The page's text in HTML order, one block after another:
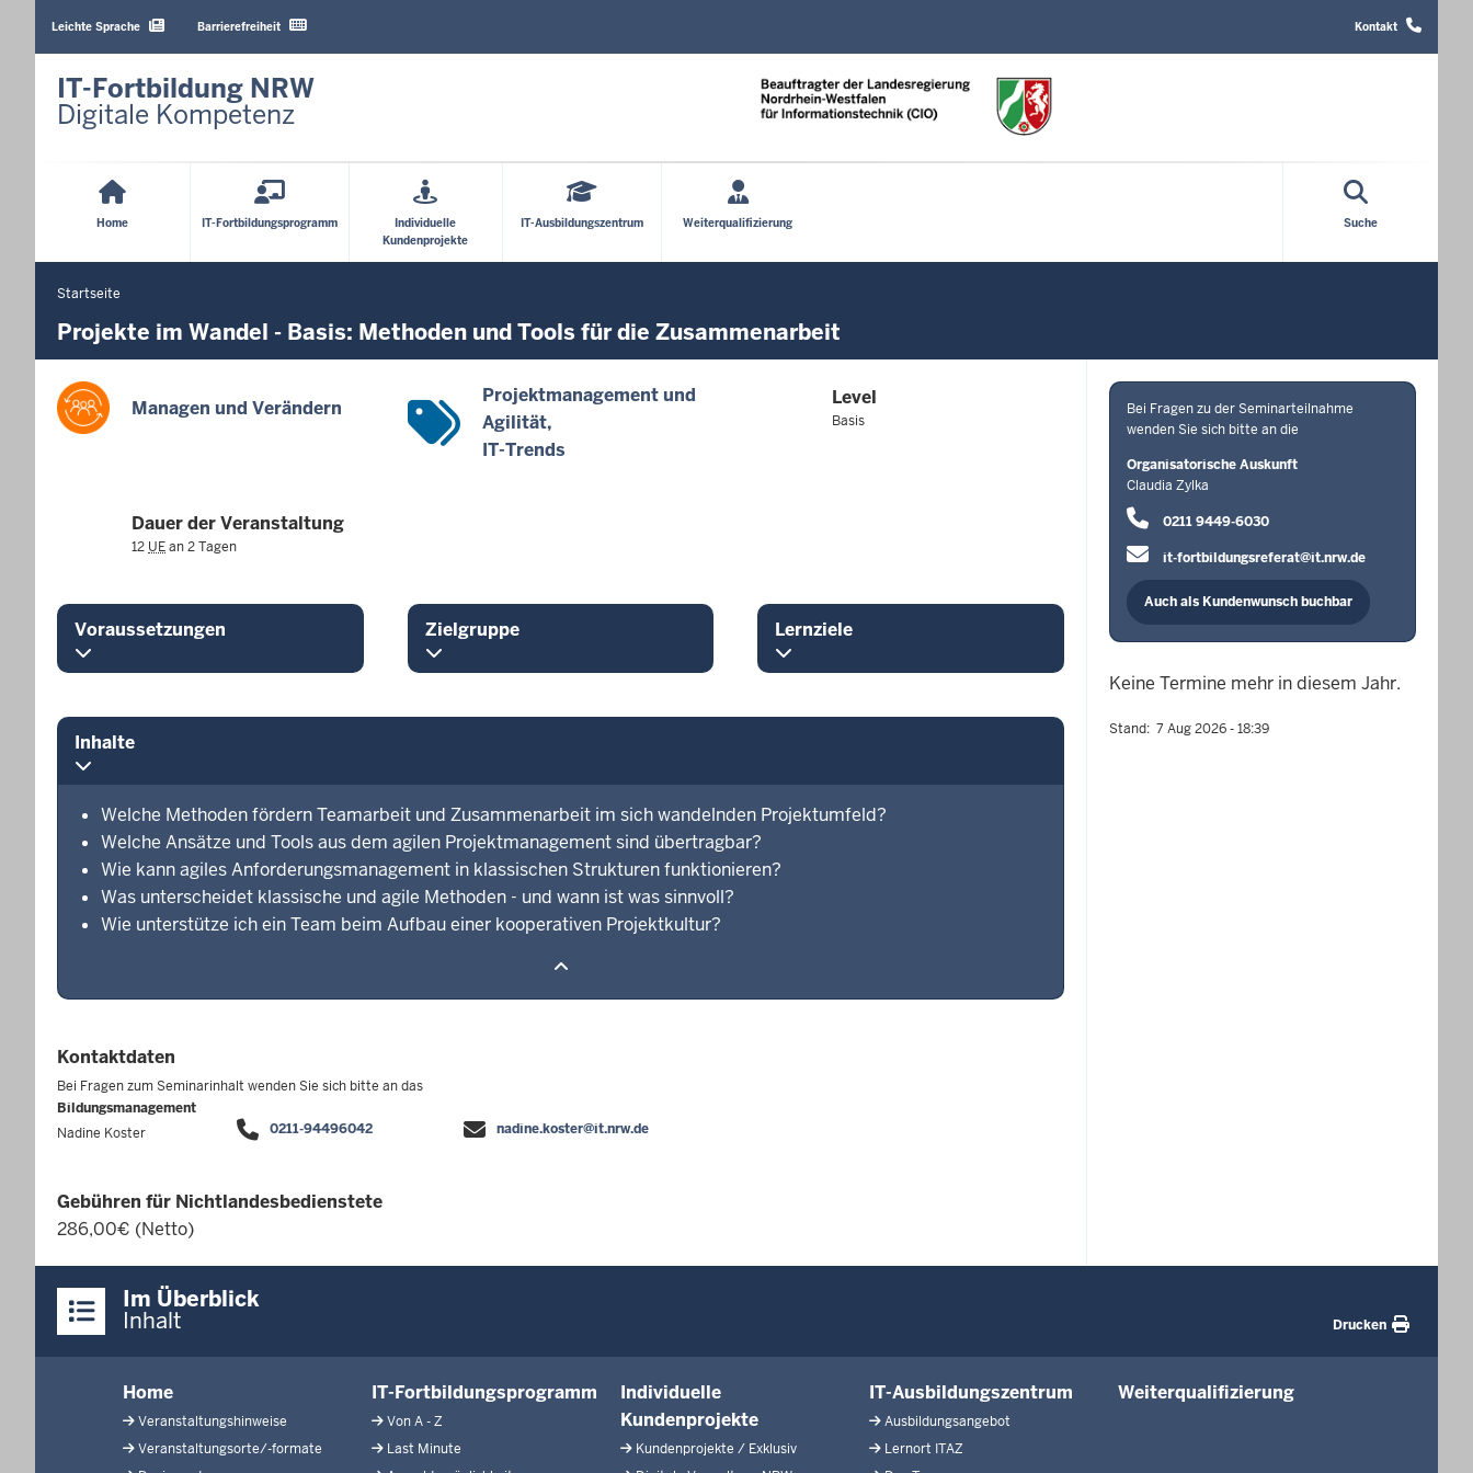
Sprachen
Leichte Sprache Barrierefreiheit
TopKontakt
IT-Fortbildung NRW
Digitale Kompetenz
Hauptmenü
Home IT-Fortbildungsprogramm
Individuelle
Kundenprojekte
IT-Ausbildungszentrum Weiterqualifizierung Suche
Sie
befinden
hier
Startseite
Projekte im Wandel - Basis: Methoden und Tools für die Zusammenarbeit
Managen und Verändern
Projektmanagement und
Agilität
IT-Trends
Level
Basis
Dauer der Veranstaltung
12 UEan 2 Tagen
Voraussetzungen Zielgruppe Lernziele
Inhalte
Welche Methoden fördern Teamarbeit und Zusammenarbeit im sich wandelnden Projektumfeld?
Welche Ansätze und Tools aus dem agilen Projektmanagement sind übertragbar?
Wie kann agiles Anforderungsmanagement in klassischen Strukturen funktionieren?
Was unterscheidet klassische und agile Methoden - und wann ist was sinnvoll?
Wie unterstütze ich ein Team beim Aufbau einer kooperativen Projektkultur?
Kontaktdaten
Bei Fragen zum Seminarinhalt wenden Sie sich bitte an das
Bildungsmanagement
Nadine Koster
0211-94496042 nadine.koster@it.nrw.de
Gebühren für Nichtlandesbedienstete
286,00€ (Netto)
Bei Fragen zu der Seminarteilnahme
wenden Sie sich bitte an die
Organisatorische Auskunft
Claudia Zylka
0211 9449-6030
it-fortbildungsreferat@it.nrw.de
Auch als Kundenwunsch buchbar
Keine Termine mehr in diesem Jahr.
Stand 7 Aug 2026 - 18:39
Inhalte
Im Überblick
Inhalt Drucken
Fußzeile
Home
Veranstaltungshinweise
Veranstaltungsorte/-formate
IT-Fortbildungsprogramm
Von A - Z
Last Minute
Individuelle
Kundenprojekte
Kundenprojekte / Exklusiv
IT-Ausbildungszentrum
Ausbildungsangebot
Lernort ITAZ
Weiterqualifizierung